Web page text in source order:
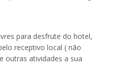
para desfrute do hotel,
receptivo local ( não
outras atividades a sua